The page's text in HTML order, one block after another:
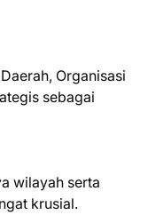
Organisasi
sebagai
wilayah serta
krusial.